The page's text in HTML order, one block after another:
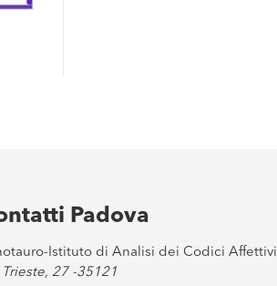
Padova
Istituto di Analisi dei Codici Affettivi
Trieste, 27 -35121